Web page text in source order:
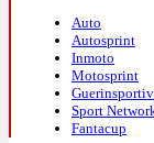
Auto
Autosprint
Inmoto
Motosprint
Sport
Fantacup